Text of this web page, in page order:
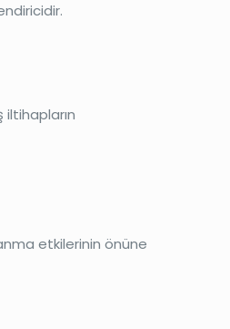
etkilerinin önüne